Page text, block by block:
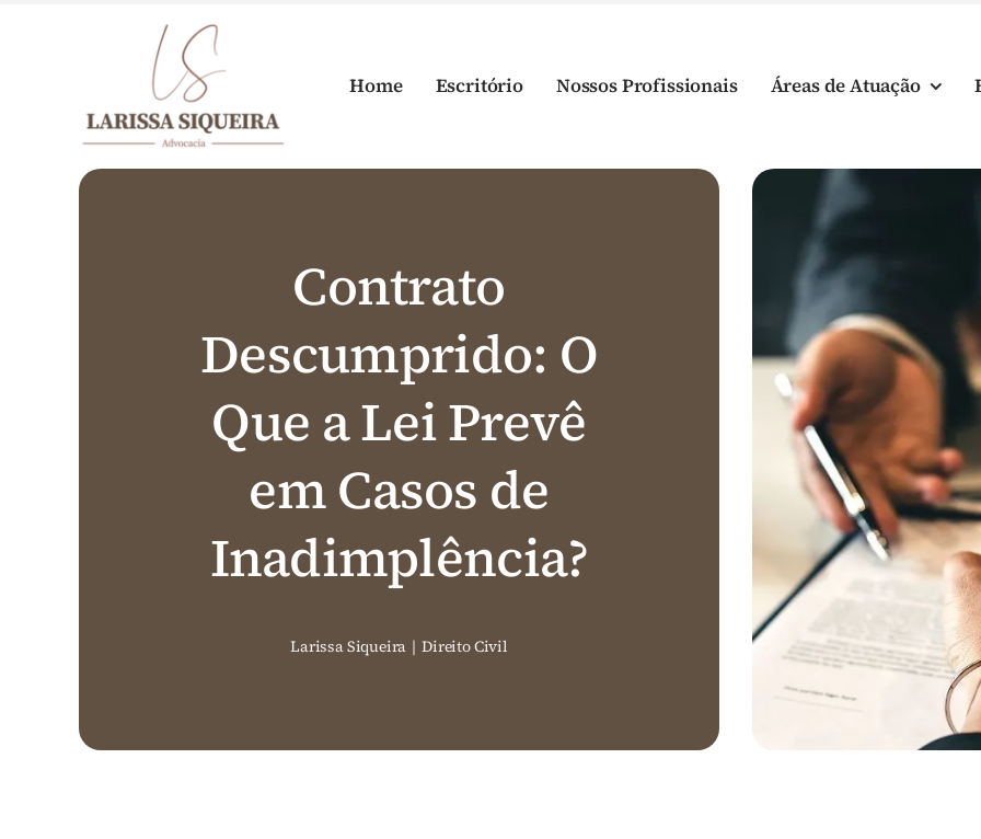
Home Escritório Nossos Profissionais Áreas de Atuação
Contrato
Descumprido: O
Que a Lei Prevê
em Casos de
Inadimplência?
Larissa Siqueira | Direito Civil